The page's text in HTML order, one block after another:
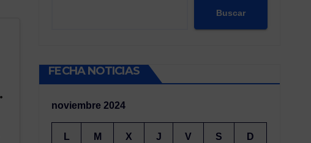
Buscar
FECHA NOTICIAS
noviembre 2024
L M X J V S D